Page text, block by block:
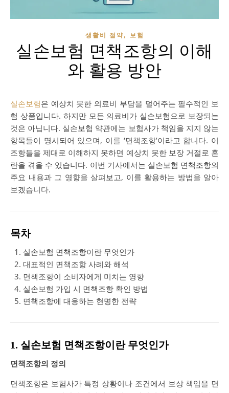
생활비 절약, 보험
실손보험 면책조항의 이해
와 활용 방안
실손보험은 예상치 못한 의료비 부담을 덜어주는 필수적인 보
험 상품입니다. 하지만 모든 의료비가 실손보험으로 보장되는
것은 아닙니다. 실손보험 약관에는 보험사가 책임을 지지 않는
항목들이 명시되어 있으며, 이를 ‘면책조항’이라고 합니다. 이
조항들을 제대로 이해하지 못하면 예상치 못한 보장 거절로 혼
란을 겪을 수 있습니다. 이번 기사에서는 실손보험 면책조항의
주요 내용과 그 영향을 살펴보고, 이를 활용하는 방법을 알아
보겠습니다.
목차
실손보험 면책조항이란 무엇인가
대표적인 면책조항 사례와 해석
면책조항이 소비자에게 미치는 영향
실손보험 가입 시 면책조항 확인 방법
면책조항에 대응하는 현명한 전략
1. 실손보험 면책조항이란 무엇인가
면책조항의 정의
면책조항은 보험사가 특정 상황이나 조건에서 보상 책임을 면